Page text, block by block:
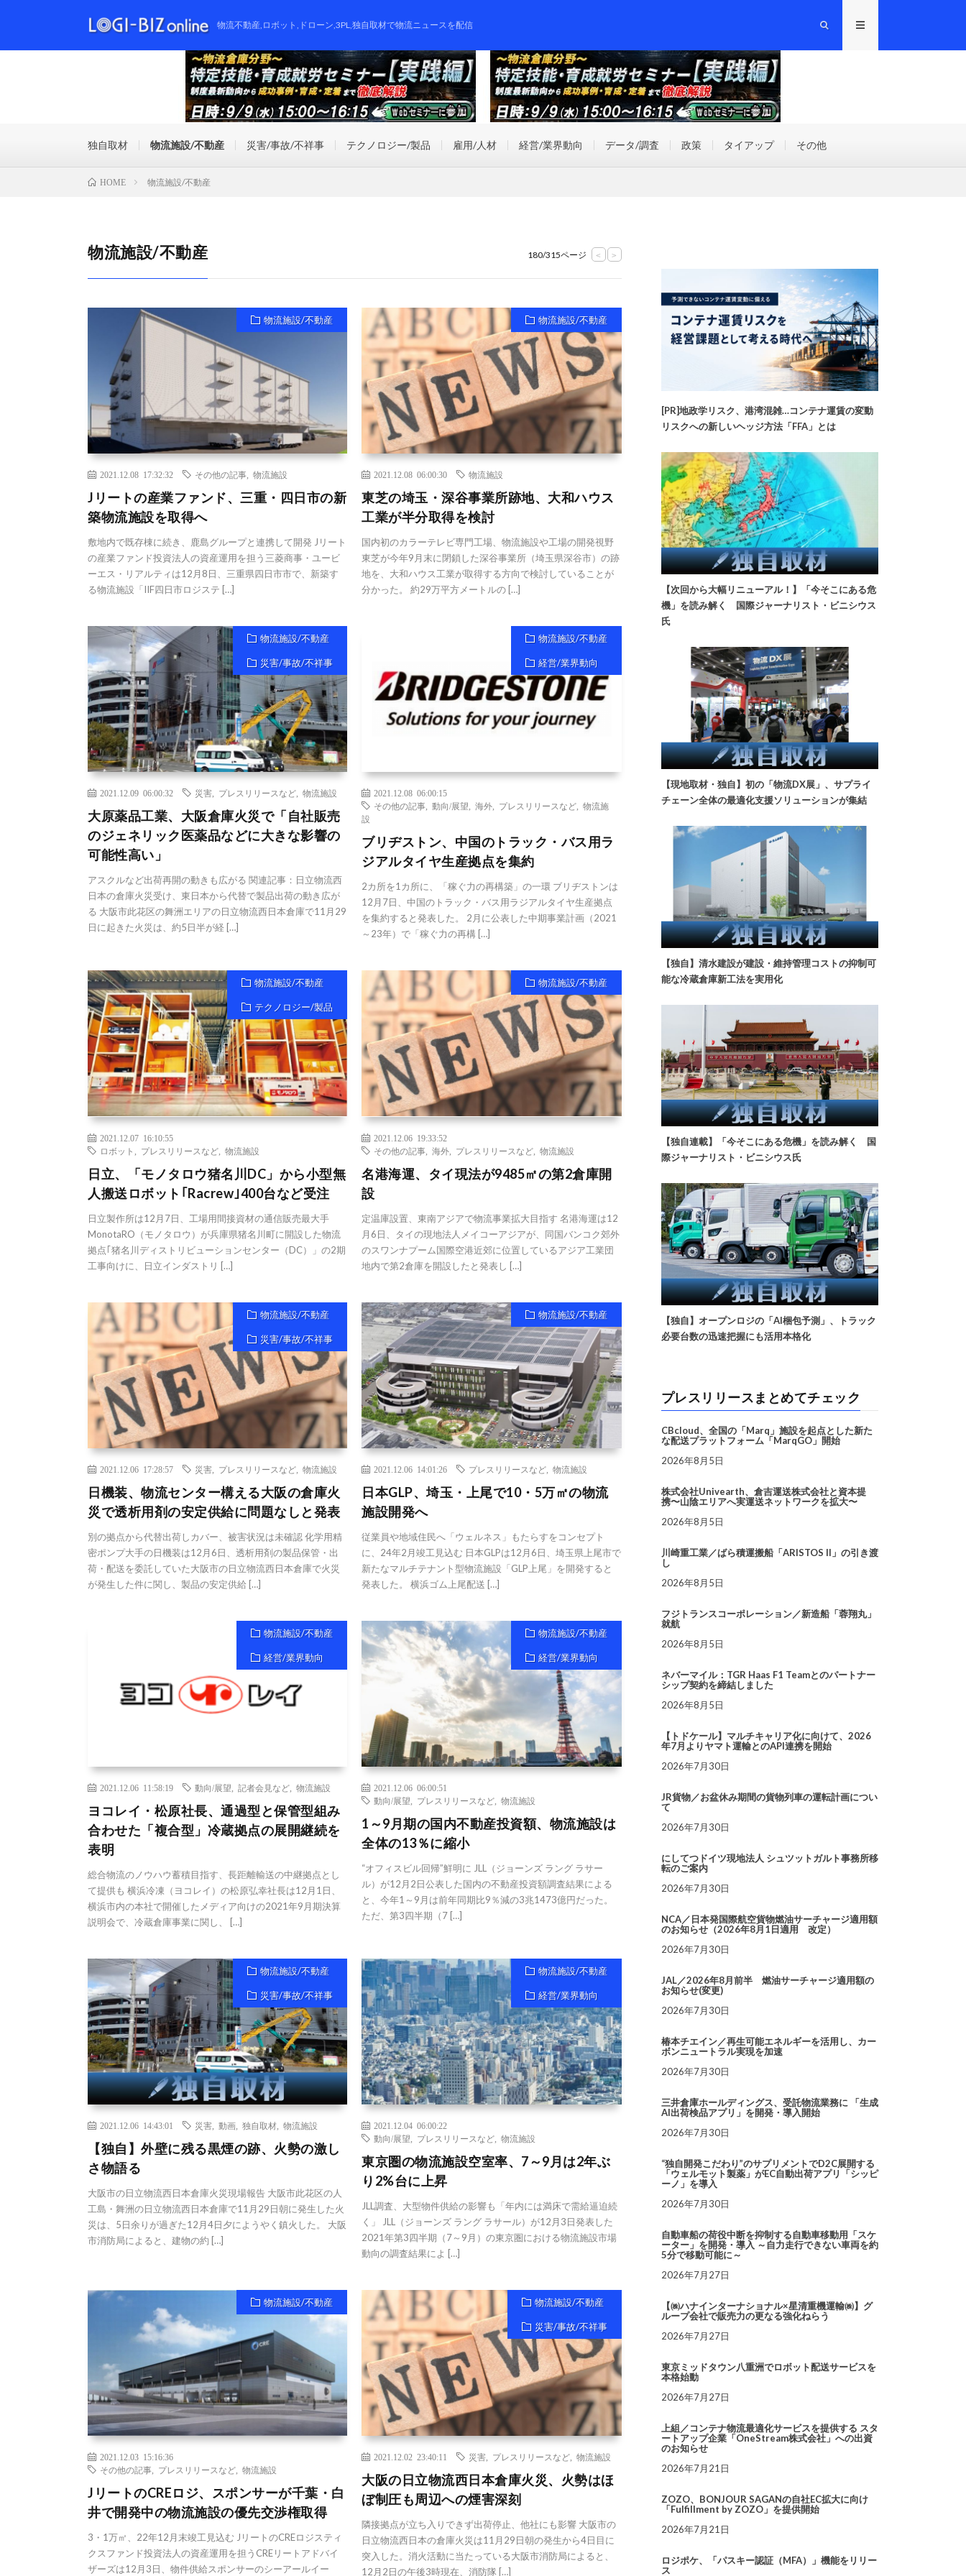
物流不動産,ロボット,ドローン,3PL,独自取材で物流ニュースを配信
独自取材 物流施設/不動産 災害/事故/不祥事 テクノロジー/製品 雇用/人材 経営/業界動向 データ/調査 政策 タイアップ その他
HOME 物流施設/不動産
物流施設/不動産 180/315ページ < >
物流施設/不動産
2021.12.08 17:32:32 その他の記事 物流施設
Jリートの産業ファンド、三重・四日市の新
築物流施設を取得へ
敷地内で既存棟に続き、鹿島グループと連携して開発 Jリート
の産業ファンド投資法人の資産運用を担う三菱商事・ユービ
ーエス・リアルティは12月8日、三重県四日市市で、新築す
る物流施設「IIF四日市ロジステ […]
物流施設/不動産
2021.12.08 06:00:30 物流施設
東芝の埼玉・深谷事業所跡地、大和ハウス
工業が半分取得を検討
国内初のカラーテレビ専門工場、物流施設や工場の開発視野
東芝が今年9月末に閉鎖した深谷事業所（埼玉県深谷市）の跡
地を、大和ハウス工業が取得する方向で検討していることが
分かった。 約29万平方メートルの […]
物流施設/不動産
災害/事故/不祥事
2021.12.09 06:00:32 災害 プレスリリースなど 物流施設
大原薬品工業、大阪倉庫火災で「自社販売
のジェネリック医薬品などに大きな影響の
可能性高い」
アスクルなど出荷再開の動きも広がる 関連記事：日立物流西
日本の倉庫火災受け、東日本から代替で製品出荷の動き広が
る 大阪市此花区の舞洲エリアの日立物流西日本倉庫で11月29
日に起きた火災は、約5日半が経 […]
物流施設/不動産
経営/業界動向
2021.12.08 06:00:15
その他の記事 ,動向/展望 ,海外 プレスリリースなど ,物流施
設
ブリヂストン、中国のトラック・バス用ラ
ジアルタイヤ生産拠点を集約
2カ所を1カ所に、「稼ぐ力の再構築」の一環 ブリヂストンは
12月7日、中国のトラック・バス用ラジアルタイヤ生産拠点
を集約すると発表した。 2月に公表した中期事業計画（2021
～23年）で「稼ぐ力の再構 […]
物流施設/不動産
テクノロジー/製品
2021.12.07 16:10:55
ロボット
プレスリリースなど 物流施設
日立、「モノタロウ猪名川DC」から小型無
人搬送ロボット｢Racrew｣400台など受注
日立製作所は12月7日、工場用間接資材の通信販売最大手
MonotaRO（モノタロウ）が兵庫県猪名川町に開設した物流
拠点｢猪名川ディストリビューションセンター（DC）」の2期
工事向けに、日立インダストリ […]
物流施設/不動産
2021.12.06 19:33:52
その他の記事 ,海外 プレスリリースなど ,物流施設
名港海運、タイ現法が9485㎡の第2倉庫開
設
定温庫設置、東南アジアで物流事業拡大目指す 名港海運は12
月6日、タイの現地法人メイコーアジアが、同国バンコク郊外
のスワンナプーム国際空港近郊に位置しているアジア工業団
地内で第2倉庫を開設したと発表し […]
物流施設/不動産
災害/事故/不祥事
2021.12.06 17:28:57 災害 プレスリリースなど 物流施設
日機装、物流センター構える大阪の倉庫火
災で透析用剤の安定供給に問題なしと発表
別の拠点から代替出荷しカバー、被害状況は未確認 化学用精
密ポンプ大手の日機装は12月6日、透析用剤の製品保管・出
荷・配送を委託していた大阪市の日立物流西日本倉庫で火災
が発生した件に関し、製品の安定供給 […]
物流施設/不動産
2021.12.06 14:01:26 プレスリリースなど ,物流施設
日本GLP、埼玉・上尾で10・5万㎡の物流
施設開発へ
従業員や地域住民へ「ウェルネス」もたらすをコンセプト
に、24年2月竣工見込む 日本GLPは12月6日、埼玉県上尾市で
新たなマルチテナント型物流施設「GLP上尾」を開発すると
発表した。 横浜ゴム上尾配送 […]
物流施設/不動産
経営/業界動向
2021.12.06 11:58:19 動向/展望 記者会見など 物流施設
ヨコレイ・松原社長、通過型と保管型組み
合わせた「複合型」冷蔵拠点の展開継続を
表明
総合物流のノウハウ蓄積目指す、長距離輸送の中継拠点とし
て提供も 横浜冷凍（ヨコレイ）の松原弘幸社長は12月1日、
横浜市内の本社で開催したメディア向けの2021年9月期決算
説明会で、冷蔵倉庫事業に関し、 […]
物流施設/不動産
経営/業界動向
2021.12.06 06:00:51
動向/展望
プレスリリースなど ,物流施設
1～9月期の国内不動産投資額、物流施設は
全体の13％に縮小
“オフィスビル回帰”鮮明に JLL（ジョーンズ ラング ラサー
ル）が12月2日公表した国内の不動産投資額調査結果による
と、今年1～9月は前年同期比9％減の3兆1473億円だった。
ただ、第3四半期（7 […]
物流施設/不動産
災害/事故/不祥事
2021.12.06 14:43:01 災害 動画 独自取材 物流施設
【独自】外壁に残る黒煙の跡、火勢の激し
さ物語る
大阪市の日立物流西日本倉庫火災現場報告 大阪市此花区の人
工島・舞洲の日立物流西日本倉庫で11月29日朝に発生した火
災は、5日余りが過ぎた12月4日夕にようやく鎮火した。 大阪
市消防局によると、建物の約 […]
物流施設/不動産
経営/業界動向
2021.12.04 06:00:22
動向/展望
プレスリリースなど ,物流施設
東京圏の物流施設空室率、7～9月は2年ぶ
り2%台に上昇
JLL調査、大型物件供給の影響も「年内には満床で需給逼迫続
く」 JLL（ジョーンズ ラング ラサール）が12月3日発表した
2021年第3四半期（7～9月）の東京圏における物流施設市場
動向の調査結果によ […]
物流施設/不動産
2021.12.03 15:16:36
その他の記事
プレスリリースなど 物流施設
JリートのCREロジ、スポンサーが千葉・白
井で開発中の物流施設の優先交渉権取得
3・1万㎡、22年12月末竣工見込む JリートのCREロジスティ
クスファンド投資法人の資産運用を担うCREリートアドバイ
ザーズは12月3日、物件供給スポンサーのシーアールイー
物流施設/不動産
災害/事故/不祥事
2021.12.02 23:40:11 災害 プレスリリースなど ,物流施設
大阪の日立物流西日本倉庫火災、火勢はほ
ぼ制圧も周辺への煙害深刻
隣接拠点が立ち入りできず出荷停止、他社にも影響 大阪市の
日立物流西日本の倉庫火災は11月29日朝の発生から4日目に
突入した。消火活動に当たっている大阪市消防局によると、
12月2日の午後3時現在、消防隊 […]
[PR]地政学リスク、港湾混雑…コンテナ運賃の変動
リスクへの新しいヘッジ方法「FFA」とは
【次回から大幅リニューアル！】「今そこにある危
機」を読み解く 国際ジャーナリスト・ビニシウス
氏
【現地取材・独自】初の「物流DX展」、サプライ
チェーン全体の最適化支援ソリューションが集結
【独自】清水建設が建設・維持管理コストの抑制可
能な冷蔵倉庫新工法を実用化
【独自連載】「今そこにある危機」を読み解く 国
際ジャーナリスト・ビニシウス氏
【独自】オープンロジの「AI梱包予測」、トラック
必要台数の迅速把握にも活用本格化
プレスリリースまとめてチェック
CBcloud、全国の「Marq」施設を起点とした新た
な配送プラットフォーム「MarqGO」開始
2026年8月5日
株式会社Univearth、倉吉運送株式会社と資本提
携〜山陰エリアへ実運送ネットワークを拡大〜
2026年8月5日
川崎重工業／ばら積運搬船「ARISTOS II」の引き渡
し
2026年8月5日
フジトランスコーポレーション／新造船「蓉翔丸」
就航
2026年8月5日
ネバーマイル：TGR Haas F1 Teamとのパートナー
シップ契約を締結しました
2026年8月5日
【トドケール】マルチキャリア化に向けて、2026
年7月よりヤマト運輸とのAPI連携を開始
2026年7月30日
JR貨物／お盆休み期間の貨物列車の運転計画につい
て
2026年7月30日
にしてつドイツ現地法人 シュツットガルト事務所移
転のご案内
2026年7月30日
NCA／日本発国際航空貨物燃油サーチャージ適用額
のお知らせ（2026年8月1日適用 改定）
2026年7月30日
JAL／2026年8月前半 燃油サーチャージ適用額の
お知らせ(変更)
2026年7月30日
椿本チエイン／再生可能エネルギーを活用し、カー
ボンニュートラル実現を加速
2026年7月30日
三井倉庫ホールディングス、受託物流業務に 「生成
AI出荷検品アプリ」を開発・導入開始
2026年7月30日
“独自開発こだわり”のサプリメントでD2C展開する
「ウェルモット製薬」がEC自動出荷アプリ「シッピ
ーノ」を導入
2026年7月30日
自動車船の荷役中断を抑制する自動車移動用「スケ
ーター」を開発・導入 ～自力走行できない車両を約
5分で移動可能に～
2026年7月27日
【㈱ハナインターナショナル×星清重機運輸㈱】グ
ループ会社で販売力の更なる強化ねらう
2026年7月27日
東京ミッドタウン八重洲でロボット配送サービスを
本格始動
2026年7月27日
上組／コンテナ物流最適化サービスを提供する スタ
ートアップ企業「OneStream株式会社」への出資
のお知らせ
2026年7月21日
ZOZO、BONJOUR SAGANの自社EC拡大に向け
「Fulfillment by ZOZO」を提供開始
2026年7月21日
ロジポケ、「パスキー認証（MFA）」機能をリリー
ス